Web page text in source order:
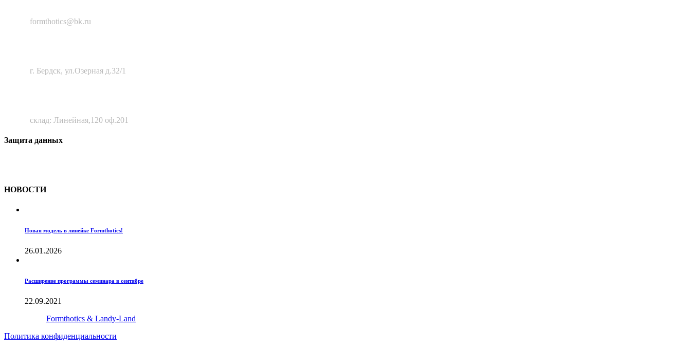
formthotics@bk.ru
г. Бердск, ул.Озерная д.32/1
склад: Линейная,120 оф.201
Защита данных
НОВОСТИ
Новая модель в линейке Formthotics!
26.01.2026
Расширение программы семинара в сентябре
22.09.2021
Formthotics & Landy-Land
Политика конфиденциальности